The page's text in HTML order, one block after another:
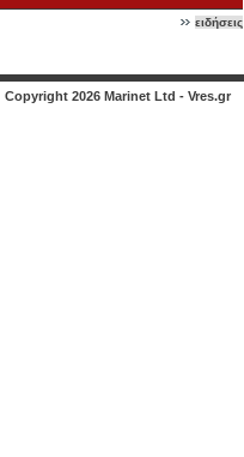
ειδήσεις
Copyright 2026 Marinet Ltd - Vres.gr